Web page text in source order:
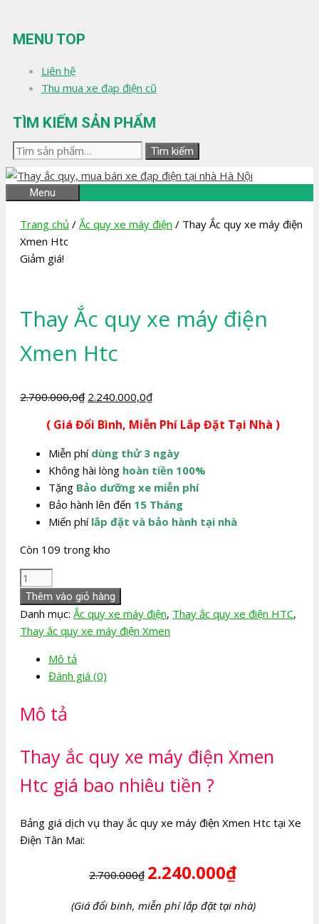
đến
nội
MENU TOP
Liên hệ
Thu mua xe đạp điện cũ
TÌM KIẾM SẢN PHẨM
Tìm
kiếm:
Tìm kiếm
Menu
Trang chủ / Ắc quy xe máy điện / Thay Ắc quy xe máy điện
Xmen Htc
Giảm giá!
Thay Ắc quy xe máy điện
Xmen Htc
2.700.000,0₫ Giá
là:
2.700.000,0₫.
2.240.000,0₫Giá
tại
2.240.000,0₫.
( Giá Đổi Bình, Miễn Phí Lắp Đặt Tại Nhà )
Miễn phí dùng thử 3 ngày
Không hài lòng hoàn tiền 100%
Tặng Bảo dưỡng xe miễn phí
Bảo hành lên đến 15 Tháng
Miến phí lắp đặt và bảo hành tại nhà
Còn 109 trong kho
Thay
Ắc
quy
xe
điện
Xmen
số
Thêm vào giỏ hàng
Danh mục: Ắc quy xe máy điện, Thay ắc quy xe điện HTC,
Thay ắc quy xe máy điện Xmen
Mô tả
Đánh giá (0)
Mô tả
Thay ắc quy xe máy điện Xmen
Htc giá bao nhiêu tiền ?
Bảng giá dịch vụ thay ắc quy xe máy điện Xmen Htc tại Xe
Điện Tân Mai:
2.700.000₫ 2.240.000₫
(Giá đổi binh, miễn phí lắp đặt tại nhà)